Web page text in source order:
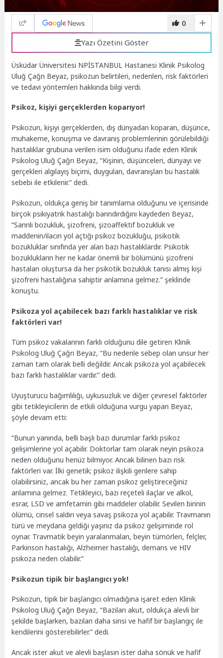
0
Yazı Özetini Göster
Üsküdar Üniversitesi NPİSTANBUL Hastanesi Klinik Psikolog
Uluğ Çağrı Beyaz, psikozun belirtileri, nedenleri, risk faktörleri
ve tedavi yöntemleri hakkında bilgi verdi.
Psikoz, kişiyi gerçeklerden koparıyor!
Psikozun, kişiyi gerçeklerden, dış dünyadan koparan, düşünce,
muhakeme, konuşma ve davranış problemlerinin görülebildiği
hastalıklar grubuna verilen isim olduğunu ifade eden Klinik
Psikolog Uluğ Çağrı Beyaz, “Kişinin, düşünceleri, dünyayı ve
gerçekleri algılayış biçimi, duyguları, davranışları bu hastalık
sebebi ile etkilenir.” dedi.
Psikozun, oldukça geniş bir tanımlama olduğunu ve içerisinde
birçok psikiyatrik hastalığı barındırdığını kaydeden Beyaz,
“Sanrılı bozukluk, şizofreni, şizoaffektif bozukluk ve
maddenin/ilacın yol açtığı psikoz bozukluğu, psikotik
bozukluklar sınıfında yer alan bazı hastalıklardır. Psikotik
bozuklukların her ne kadar önemli bir bölümünü şizofreni
hastaları oluştursa da her psikotik bozukluk tanısı almış kişi
şizofreni hastalığına sahiptir anlamına gelmez.” şeklinde
konuştu.
Psikoza yol açabilecek bazı farklı hastalıklar ve risk
faktörleri var!
Tüm psikoz vakalarının farklı olduğunu dile getiren Klinik
Psikolog Uluğ Çağrı Beyaz, “Bu nedenle sebep olan unsur her
zaman tam olarak belli değildir. Ancak psikoza yol açabilecek
bazı farklı hastalıklar vardır.” dedi.
Uyuşturucu bağımlılığı, uykusuzluk ve diğer çevresel faktörler
gibi tetikleyicilerin de etkili olduğuna vurgu yapan Beyaz,
şöyle devam etti:
“Bunun yanında, belli başlı bazı durumlar farklı psikoz
gelişimlerine yol açabilir. Doktorlar tam olarak neyin psikoza
neden olduğunu henüz bilmiyor. Ancak bilinen bazı risk
faktörleri var. İlki genetik; psikoz ilişkili genlere sahip
olabilirsiniz, ancak bu her zaman psikoz geliştireceğiniz
anlamına gelmez. Tetikleyici, bazı reçeteli ilaçlar ve alkol,
esrar, LSD ve amfetamin gibi maddeler olabilir. Sevilen birinin
ölümü, cinsel saldırı veya savaş psikoza yol açabilir. Travmanın
türü ve meydana geldiği yaşınız da psikoz gelişiminde rol
oynar. Travmatik beyin yaralanmaları, beyin tümörleri, felçler,
Parkinson hastalığı, Alzheimer hastalığı, demans ve HIV
psikoza neden olabilir.”
Psikozun tipik bir başlangıcı yok!
Psikozun, tipik bir başlangıcı olmadığına işaret eden Klinik
Psikolog Uluğ Çağrı Beyaz, “Bazıları akut, oldukça alevli bir
şekilde başlarken, bazıları daha sinsi ve hafif bir başlangıç ile
kendilerini gösterebilirler.” dedi.
Ancak ister akut ve alevli başlasın ister daha sönük ve hafif